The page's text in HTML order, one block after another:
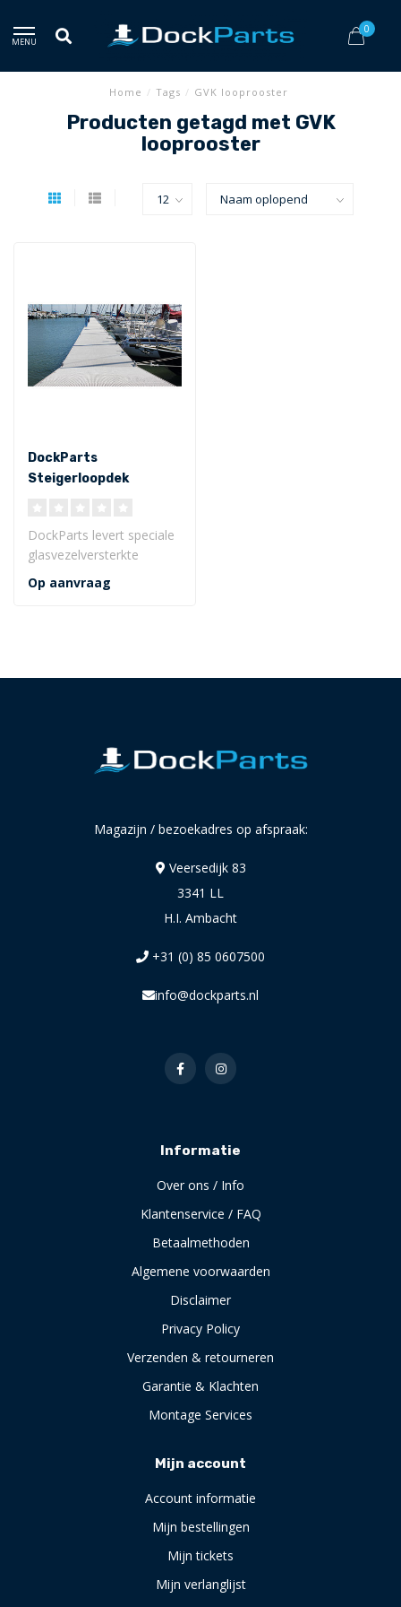
MENU
0
Home / Tags / GVK looprooster
Producten getagd met GVK
looprooster
DockParts
Steigerloopdek
DockParts levert speciale
glasvezelversterkte
kunststof looproosters
voor loopde..
Op aanvraag
Magazijn / bezoekadres op afspraak:
Veersedijk 83
3341 LL
H.I. Ambacht
+31 (0) 85 0607500
info@dockparts.nl
Informatie
Over ons / Info
Klantenservice / FAQ
Betaalmethoden
Algemene voorwaarden
Disclaimer
Privacy Policy
Verzenden & retourneren
Garantie & Klachten
Montage Services
Mijn account
Account informatie
Mijn bestellingen
Mijn tickets
Mijn verlanglijst